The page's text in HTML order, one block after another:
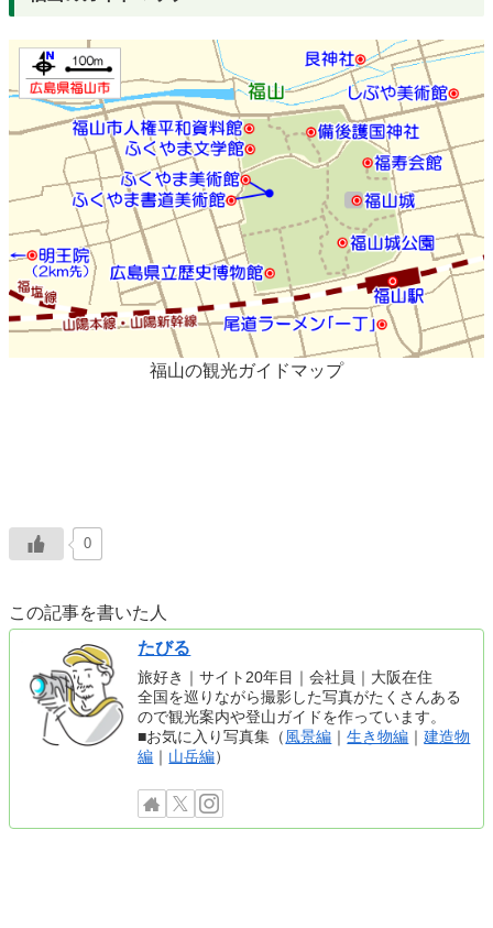
福山の観光ガイドマップ
0
この記事を書いた人
たびる
旅好き｜サイト20年目｜会社員｜大阪在住
全国を巡りながら撮影した写真がたくさんある
ので観光案内や登山ガイドを作っています。
■お気に入り写真集（ 風景編 ｜生き物編 ｜建造物
編 ｜ 山岳編）